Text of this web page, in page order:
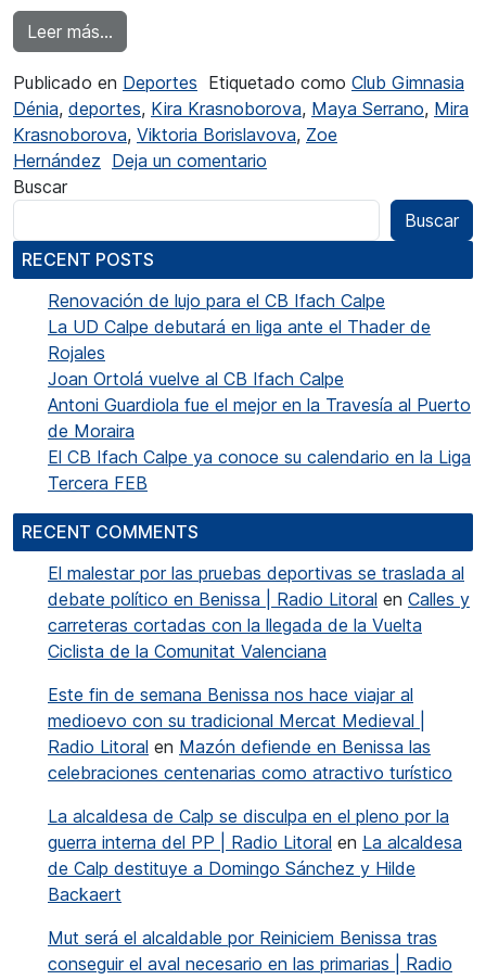
Leer más…
Publicado en Deportes Etiquetado como Club Gimnasia
Dénia, deportes, Kira Krasnoborova, Maya Serrano, Mira
Krasnoborova, Viktoria Borislavova, Zoe
Hernández Deja un comentario
Buscar
Buscar
RECENT POSTS
Renovación de lujo para el CB Ifach Calpe
La UD Calpe debutará en liga ante el Thader de
Rojales
Joan Ortolá vuelve al CB Ifach Calpe
Antoni Guardiola fue el mejor en la Travesía al Puerto
de Moraira
El CB Ifach Calpe ya conoce su calendario en la Liga
Tercera FEB
RECENT COMMENTS
El malestar por las pruebas deportivas se traslada al
debate político en Benissa | Radio Litoral en Calles y
carreteras cortadas con la llegada de la Vuelta
Ciclista de la Comunitat Valenciana
Este fin de semana Benissa nos hace viajar al
medioevo con su tradicional Mercat Medieval |
Radio Litoral en Mazón defiende en Benissa las
celebraciones centenarias como atractivo turístico
La alcaldesa de Calp se disculpa en el pleno por la
guerra interna del PP | Radio Litoral en La alcaldesa
de Calp destituye a Domingo Sánchez y Hilde
Backaert
Mut será el alcaldable por Reiniciem Benissa tras
conseguir el aval necesario en las primarias | Radio